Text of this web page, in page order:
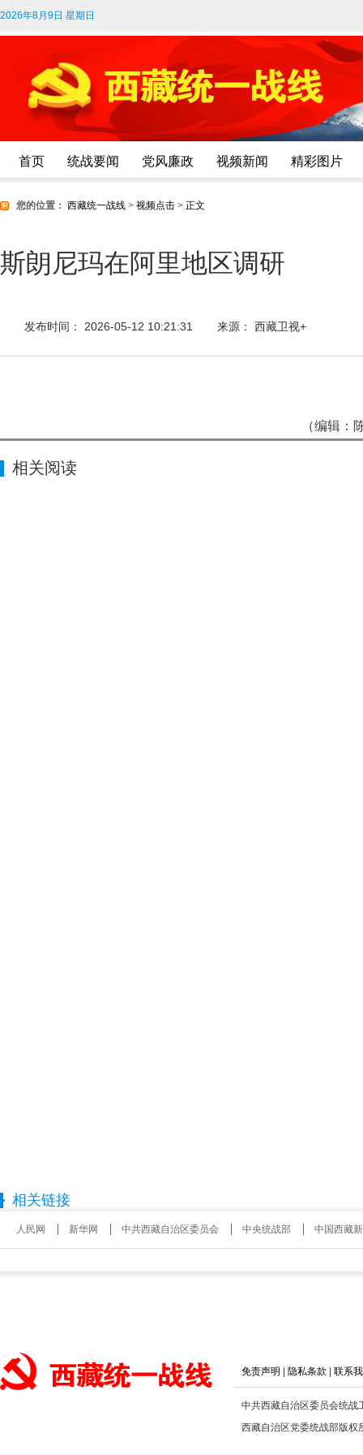
2026年8月9日 星期日
首页 统战要闻 党风廉政 视频新闻 精彩图片
您的位置： 西藏统一战线 > 视频点击 > 正文
斯朗尼玛在阿里地区调研
发布时间： 2026-05-12 10:21:31 来源： 西藏卫视+
（编辑：
相关阅读
相关链接
人民网 新华网 中共西藏自治区委员会 中央统战部 中国西藏
免责声明 隐私条款 联系
中共西藏自治区委员会统
西藏自治区党委统战部版